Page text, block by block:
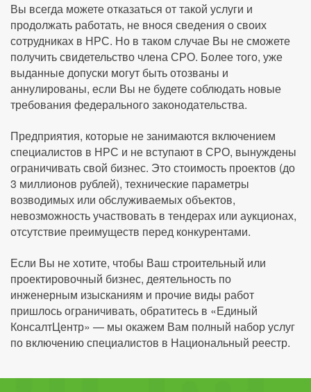
Вы всегда можете отказаться от такой услуги и
продолжать работать, не внося сведения о своих
сотрудниках в НРС. Но в таком случае Вы не сможете
получить свидетельство члена СРО. Более того, уже
выданные допуски могут быть отозваны и
аннулированы, если Вы не будете соблюдать новые
требования федерального законодательства.
Предприятия, которые не занимаются включением
специалистов в НРС и не вступают в СРО, вынуждены
ограничивать свой бизнес. Это стоимость проектов (до
3 миллионов рублей), технические параметры
возводимых или обслуживаемых объектов,
невозможность участвовать в тендерах или аукционах,
отсутствие преимуществ перед конкурентами.
Если Вы не хотите, чтобы Ваш строительный или
проектировочный бизнес, деятельность по
инженерным изысканиям и прочие виды работ
пришлось ограничивать, обратитесь в «Единый
КонсалтЦентр» — мы окажем Вам полный набор услуг
по включению специалистов в Национальный реестр.